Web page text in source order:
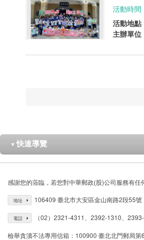
活動時間
活動地點
主辦單位
▼ 快速導覽
感謝您的蒞臨，若您對中華郵政(股)公司服務有任
地址 106409 臺北市大安區金山南路2段55號
電話 （02）2321-4311、2392-1310、
檢舉貪瀆不法專用信箱：100900 臺北北門郵局第